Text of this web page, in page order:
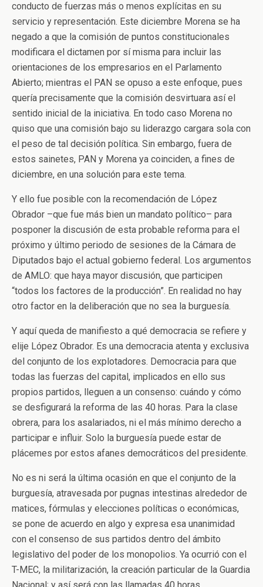
conducto de fuerzas más o menos explícitas en su
servicio y representación. Este diciembre Morena se ha
negado a que la comisión de puntos constitucionales
modificara el dictamen por sí misma para incluir las
orientaciones de los empresarios en el Parlamento
Abierto; mientras el PAN se opuso a este enfoque, pues
quería precisamente que la comisión desvirtuara así el
sentido inicial de la iniciativa. En todo caso Morena no
quiso que una comisión bajo su liderazgo cargara sola con
el peso de tal decisión política. Sin embargo, fuera de
estos sainetes, PAN y Morena ya coinciden, a fines de
diciembre, en una solución para este tema.
Y ello fue posible con la recomendación de López
Obrador –que fue más bien un mandato político– para
posponer la discusión de esta probable reforma para el
próximo y último periodo de sesiones de la Cámara de
Diputados bajo el actual gobierno federal. Los argumentos
de AMLO: que haya mayor discusión, que participen
“todos los factores de la producción”. En realidad no hay
otro factor en la deliberación que no sea la burguesía.
Y aquí queda de manifiesto a qué democracia se refiere y
elije López Obrador. Es una democracia atenta y exclusiva
del conjunto de los explotadores. Democracia para que
todas las fuerzas del capital, implicados en ello sus
propios partidos, lleguen a un consenso: cuándo y cómo
se desfigurará la reforma de las 40 horas. Para la clase
obrera, para los asalariados, ni el más mínimo derecho a
participar e influir. Solo la burguesía puede estar de
plácemes por estos afanes democráticos del presidente.
No es ni será la última ocasión en que el conjunto de la
burguesía, atravesada por pugnas intestinas alrededor de
matices, fórmulas y elecciones políticas o económicas,
se pone de acuerdo en algo y expresa esa unanimidad
con el consenso de sus partidos dentro del ámbito
legislativo del poder de los monopolios. Ya ocurrió con el
T-MEC, la militarización, la creación particular de la Guardia